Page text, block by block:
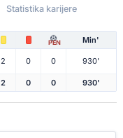
Statistika karijere
PEN Min'
2 0 0 930'
2 0 0 930'